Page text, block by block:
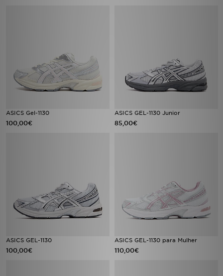
ASICS Gel-1130
100,00€
ASICS GEL-1130 Junior
85,00€
ASICS GEL-1130
100,00€
ASICS GEL-1130 para Mulher
110,00€